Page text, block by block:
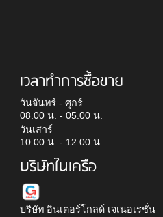
เวลาทำการซื้อขาย
วันจันทร์ - ศุกร์
08.00 น. - 05.00 น.
วันเสาร์
10.00 น. - 12.00 น.
บริษัทในเครือ
บริษัท อินเตอร์โกลด์ เจเนอเรชั่น